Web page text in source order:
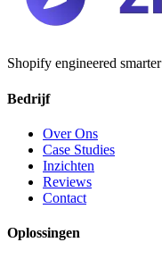
Shopify engineered smarter
Bedrijf
Over Ons
Case Studies
Inzichten
Reviews
Contact
Oplossingen